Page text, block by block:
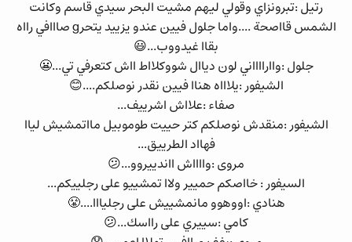
رتيل :تبرونزاي وقولي ليهم مشيت البحر سيدي قاسم وكانت
الشمس قااصحة ....واما جلول فيين عندو يزييد يتحرg صااافي رااه
بقاا غيدووب...😃
جلول :واارااااني لون دياال شووكلااط ااش كتعرفي تي...😬
الشيفور :يلاااه هناا فيين نقدر نوصلكم....😊
صفاء :علااش اشرييف...
الشيفور :منقدش نوصلكم كتر حييت طوموبيل مااتمشيش لياا
فهااد الطرييق...
مروى :وااااش ااندييروو...😕
السيفور : خااصكم حميير ولاا تمشييو على رجلييكم...
هنادي :اووهوو مانمشييش على رجليااا....😤
كامي :سييري على رااسك...😕